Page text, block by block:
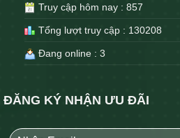
Truy cập hôm nay : 857
Tổng lượt truy cập : 130208
Đang online : 3
ĐĂNG KÝ NHẬN ƯU ĐÃI